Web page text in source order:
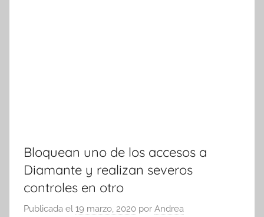
Bloquean uno de los accesos a
Diamante y realizan severos
controles en otro
Publicada el 19 marzo, 2020 por Andrea